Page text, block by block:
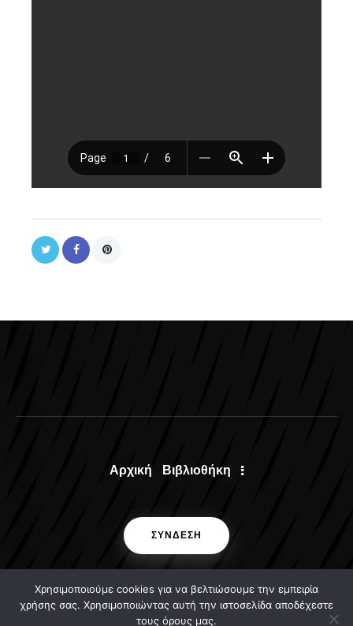
Αρχική Βιβλιοθήκη
ΣΥΝΔΕΣΗ
ΕΛΚΕ ΕΑΠ © 2024 . All rights reserved.
Χρησιμοποιούμε cookies για να βελτιώσουμε την εμπειρία
χρήσης σας. Χρησιμοποιώντας αυτή την ιστοσελίδα αποδέχεστε
τους όρους μας.